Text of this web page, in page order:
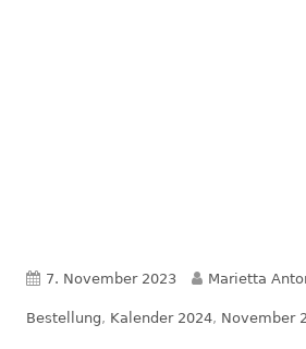
Veröffentlicht
am
7. November 2023 Autor
Marietta
Bestellung, Kalender 2024, November